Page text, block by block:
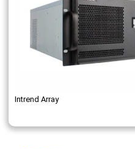
Intrend Array